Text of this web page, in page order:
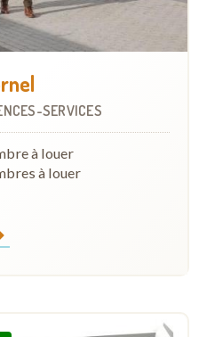
SERVICES
à louer
à louer